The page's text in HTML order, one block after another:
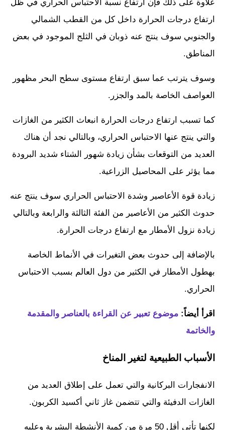
علاوة على ذلك فإن ارتفاع نسبة الاحتباس الحراري في ظل
ارتفاع درجات الحرارة داخل كل من القطب الشمالي
والجنوبي سوف ينتج عنه ذوبان في الثلج الموجود في بعض
المناطق.
وسوف يترتب عما سبق ارتفاع مستوى سطح البحر مظهور
العواصف الخاصة بالمد والجزر.
كما تسبب ارتفاع درجات الحرارة انبعاث الكثير من الغازات
والتي ينتج عنها الاحتباس الحراري، وبالتالي نجد أن هناك
العديد من التوقعات بشأن زيادة شهور الشتاء شديد البرودة
مما يؤثر على المحاصيل الزراعية.
زيادة قوة الأعاصير وشدة الاحتباس الحراري سوف ينتج عنه
حدوث الكثير من الأعاصير من الفئة الثالثة والرابعة وبالتالي
زيادة نزول الأمطار مع ارتفاع درجات الحرارة.
بالإضافة إلى حدوث بعض التغيرات في الأنماط الخاصة
بهطول الأمطار في الكثير من دول العالم بسبب الاحتباس
الحراري.
اقرأ أيضاً: موضوع تعبير عن القراءة بالعناصر والمقدمة
والخاتمة
الأسباب الطبيعية لتغير المناخ
الانفجارات البركانية والتي تعمل على إطلاق العديد من
الغازات الدفيئة والتي تتضمن غاز ثاني أكسيد الكربون.
لكنها تأتي أقل 50 مرة من كمية الأنشطة البشرية وعليه